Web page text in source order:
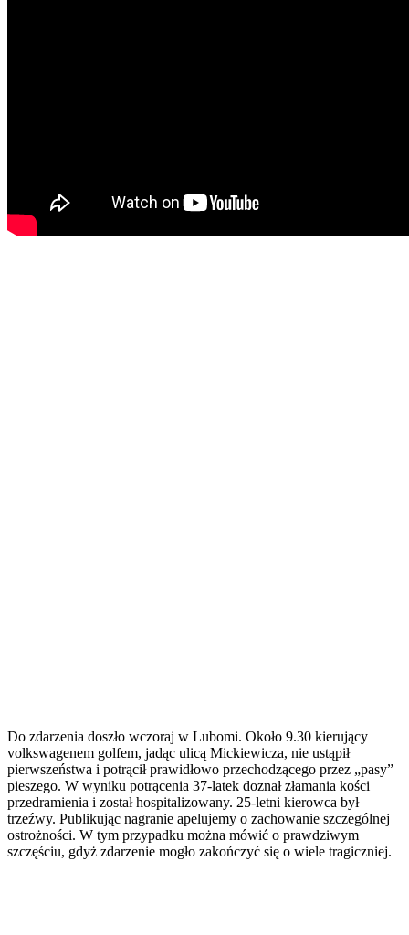
Do zdarzenia doszło wczoraj w Lubomi. Około 9.30 kierujący
volkswagenem golfem, jadąc ulicą Mickiewicza, nie ustąpił
pierwszeństwa i potrącił prawidłowo przechodzącego przez „pasy”
pieszego. W wyniku potrącenia 37-latek doznał złamania kości
przedramienia i został hospitalizowany. 25-letni kierowca był
trzeźwy. Publikując nagranie apelujemy o zachowanie szczególnej
ostrożności. W tym przypadku można mówić o prawdziwym
szczęściu, gdyż zdarzenie mogło zakończyć się o wiele tragiczniej.